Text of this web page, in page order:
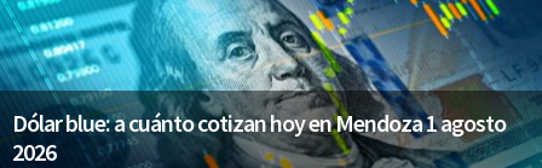
Dólar blue: a cuánto cotizan hoy en Mendoza 1 agosto
2026